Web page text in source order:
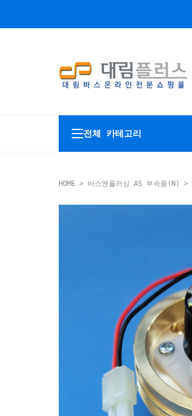
전체 카테고리
HOME > 바스앤플러싱 AS 부속품(N) >